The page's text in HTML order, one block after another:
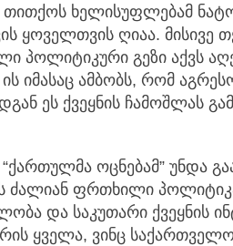
ხელისუფლებამ
ყოველთვის ღიაა. მისივე
პოლიტიკური გეზი აქვს
იმასაც ამბობს, რომ
ეს ქვეყნის ჩამოშლას
ოცნებამ” უნდა
ძალიან ფრთხილი
და საკუთარი ქვეყნის
ყველა, ვინც